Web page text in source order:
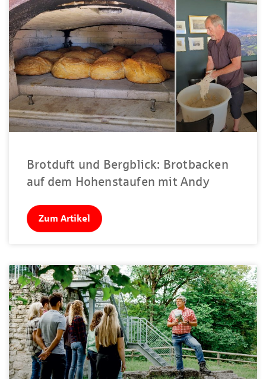
Brotduft und Bergblick: Brotbacken
auf dem Hohenstaufen mit Andy
Zum Artikel